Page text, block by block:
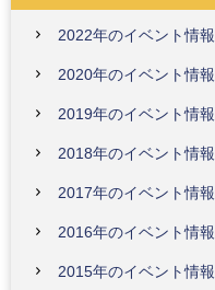
2022年のイベント情報
2020年のイベント情報
2019年のイベント情報
2018年のイベント情報
2017年のイベント情報
2016年のイベント情報
2015年のイベント情報